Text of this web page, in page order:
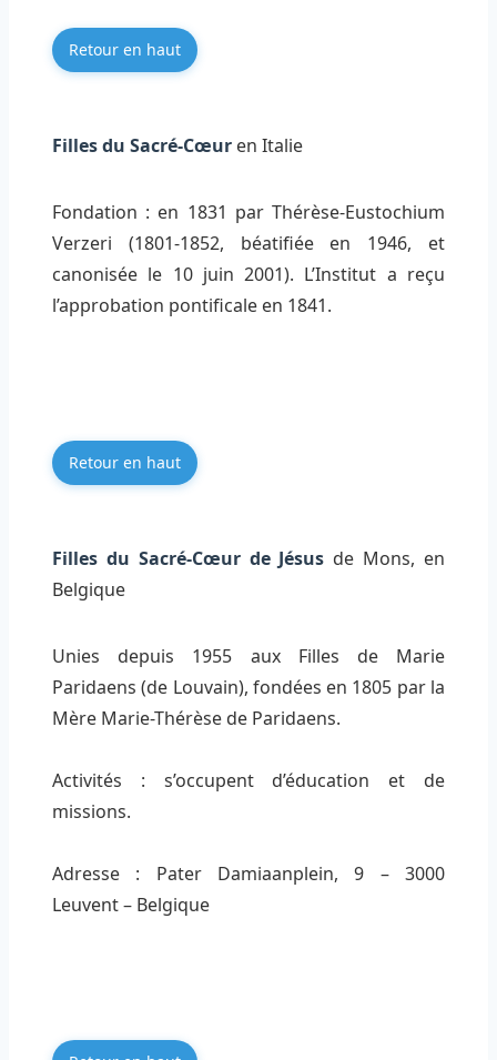
Retour en haut
Filles du Sacré-Cœur en Italie
Fondation : en 1831 par Thérèse-Eustochium
Verzeri (1801-1852, béatifiée en 1946, et
canonisée le 10 juin 2001). L’Institut a reçu
l’approbation pontificale en 1841.
Retour en haut
Filles du Sacré-Cœur de Jésus de Mons, en
Belgique
Unies depuis 1955 aux Filles de Marie
Paridaens (de Louvain), fondées en 1805 par la
Mère Marie-Thérèse de Paridaens.
Activités : s’occupent d’éducation et de
missions.
Adresse : Pater Damiaanplein, 9 – 3000
Leuvent – Belgique